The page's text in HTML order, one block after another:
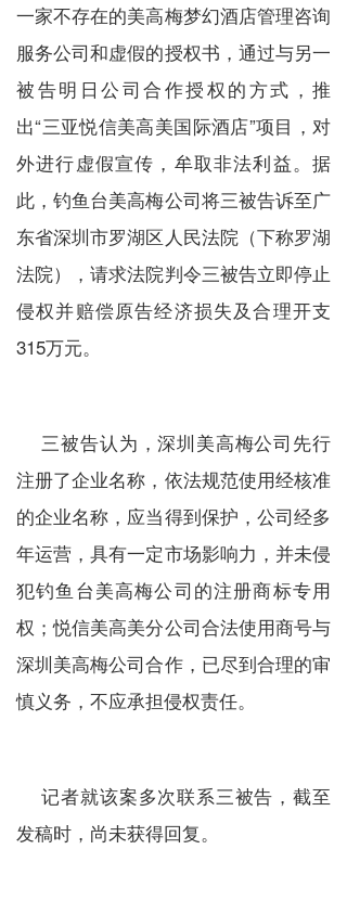
一家不存在的美高梅梦幻酒店管理咨询
服务公司和虚假的授权书，通过与另一
被告明日公司合作授权的方式，推
出“三亚悦信美高美国际酒店”项目，对
外进行虚假宣传，牟取非法利益。据
此，钓鱼台美高梅公司将三被告诉至广
东省深圳市罗湖区人民法院（下称罗湖
法院），请求法院判令三被告立即停止
侵权并赔偿原告经济损失及合理开支
315万元。
三被告认为，深圳美高梅公司先行
注册了企业名称，依法规范使用经核准
的企业名称，应当得到保护，公司经多
年运营，具有一定市场影响力，并未侵
犯钓鱼台美高梅公司的注册商标专用
权；悦信美高美分公司合法使用商号与
深圳美高梅公司合作，已尽到合理的审
慎义务，不应承担侵权责任。
记者就该案多次联系三被告，截至
发稿时，尚未获得回复。